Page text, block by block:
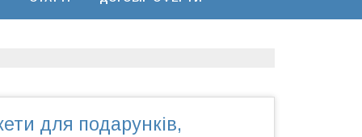
для подарунків,